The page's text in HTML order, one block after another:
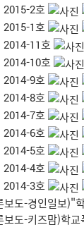
2015-2호
2015-1호
2014-11호
2014-10호
2014-9호
2014-8호
2014-7호
2014-6호
2014-5호
2014-4호
2014-3호
보도-경인일보)"
보도-키즈맘)학